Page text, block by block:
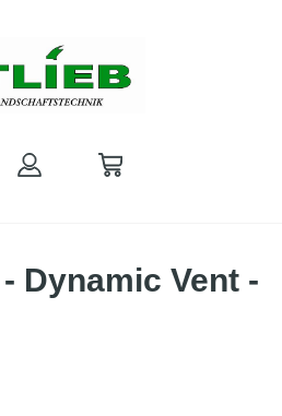
Dynamic Vent -